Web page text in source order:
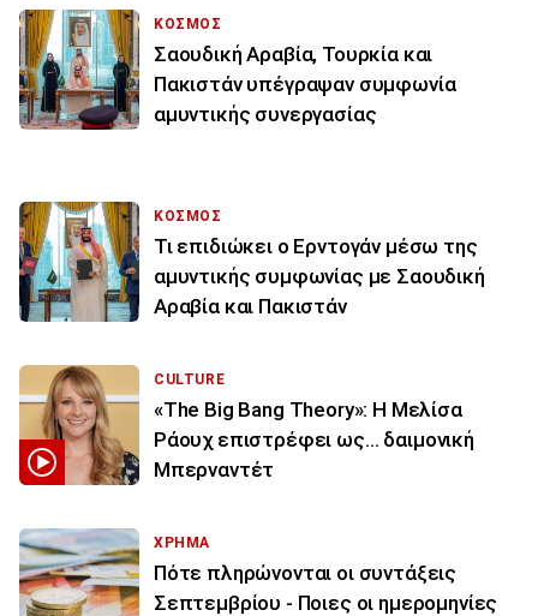
ΚΟΣΜΟΣ
Σαουδική Αραβία, Τουρκία και
Πακιστάν υπέγραψαν συμφωνία
αμυντικής συνεργασίας
ΚΟΣΜΟΣ
Τι επιδιώκει ο Ερντογάν μέσω της
αμυντικής συμφωνίας με Σαουδική
Αραβία και Πακιστάν
CULTURE
«The Big Bang Theory»: Η Μελίσα
Ράουχ επιστρέφει ως… δαιμονική
Μπερναντέτ
ΧΡΗΜΑ
Πότε πληρώνονται οι συντάξεις
Σεπτεμβρίου - Ποιες οι ημερομηνίες